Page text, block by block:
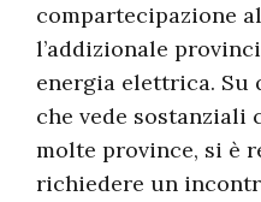
compartecipazione
l’addizionale
energia elettrica. Su
che vede sostanziali
molte province, si è
richiedere un